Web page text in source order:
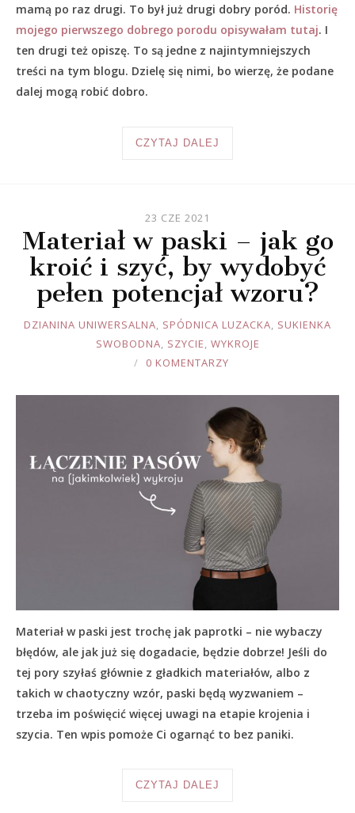
mamą po raz drugi. To był już drugi dobry poród. Historię
mojego pierwszego dobrego porodu opisywałam tutaj. I
ten drugi też opiszę. To są jedne z najintymniejszych
treści na tym blogu. Dzielę się nimi, bo wierzę, że podane
dalej mogą robić dobro.
CZYTAJ DALEJ
23 CZE 2021
Materiał w paski – jak go
kroić i szyć, by wydobyć
pełen potencjał wzoru?
JOULE
DZIANINA UNIWERSALNA, SPÓDNICA LUZACKA, SUKIENKA
SWOBODNA, SZYCIE, WYKROJE
0 KOMENTARZY
Materiał w paski jest trochę jak paprotki – nie wybaczy
błędów, ale jak już się dogadacie, będzie dobrze! Jeśli do
tej pory szyłaś głównie z gładkich materiałów, albo z
takich w chaotyczny wzór, paski będą wyzwaniem –
trzeba im poświęcić więcej uwagi na etapie krojenia i
szycia. Ten wpis pomoże Ci ogarnąć to bez paniki.
CZYTAJ DALEJ